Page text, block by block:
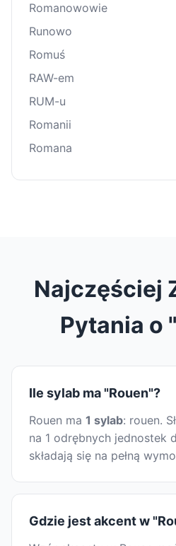
Romanowowie
Runowo
Romuś
RAW-em
RUM-u
Romanii
Romana
Najczęściej
Pytania o
Ile sylab ma "Rouen"?
Rouen ma 1 sylab: rouen.
na 1 odrębnych jednostek
składają się na pełną
Gdzie jest akcent w